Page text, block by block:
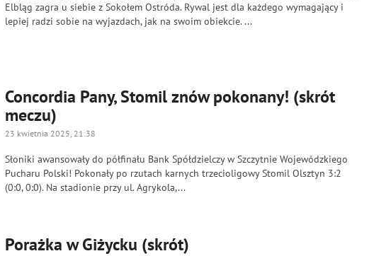
Elbląg zagra u siebie z Sokołem Ostróda. Rywal jest dla każdego wymagający i
lepiej radzi sobie na wyjazdach, jak na swoim obiekcie. ...
Concordia Pany, Stomil znów pokonany! (skrót
meczu)
23 kwietnia 2025, 21:38
Słoniki awansowały do półfinału Bank Spółdzielczy w Szczytnie Wojewódzkiego
Pucharu Polski! Pokonały po rzutach karnych trzecioligowy Stomil Olsztyn 3:2
(0:0, 0:0). Na stadionie przy ul. Agrykola,...
Porażka w Giżycku (skrót)